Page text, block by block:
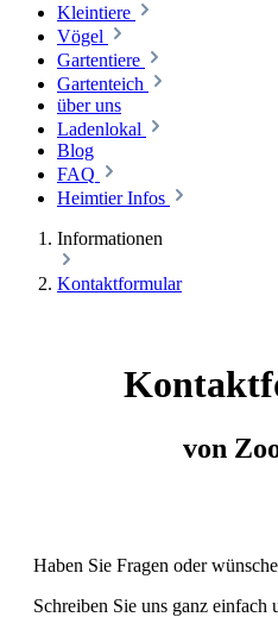
Kleintiere
Vögel
Gartentiere
Gartenteich
über uns
Ladenlokal
Blog
FAQ
Heimtier Infos
Informationen
Kontaktformular
von
Haben Sie Fragen oder
Schreiben Sie uns ganz